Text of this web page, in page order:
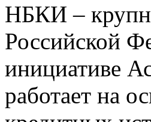
НБКИ –
Российской
инициативе
работает на